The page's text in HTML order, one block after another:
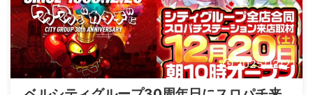
2025/12/21